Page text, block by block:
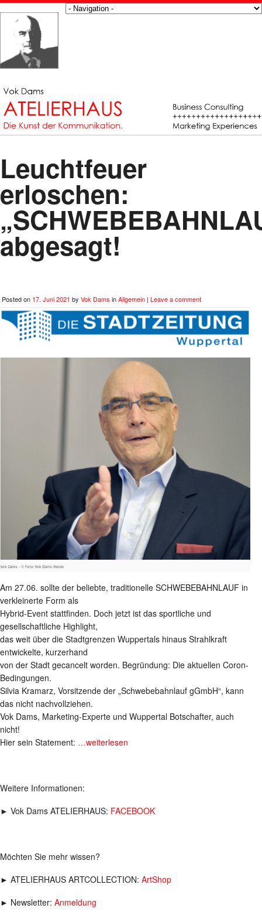
Leuchtfeuer
erloschen:
abgesagt!
Posted on 17. Juni 2021 by Vok Dams inAllgemein | Leave a comment
Am 27.06. sollte der beliebte, traditionelle SCHWEBEBAHNLAUF in
verkleinerte Form als
Hybrid-Event stattfinden. Doch jetzt ist das sportliche und
gesellschaftliche Highlight,
das weit über die Stadtgrenzen Wuppertals hinaus Strahlkraft
entwickelte, kurzerhand
von der Stadt gecancelt worden. Begründung: Die aktuellen Coron-
Bedingungen.
Silvia Kramarz, Vorsitzende der „Schwebebahnlauf gGmbH“, kann
das nicht nachvollziehen.
Vok Dams, Marketing-Experte und Wuppertal Botschafter, auch
nicht!
Hier sein Statement: …weiterlesen
Weitere Informationen:
► Vok Dams ATELIERHAUS: FACEBOOK
Möchten Sie mehr wissen?
► ATELIERHAUS ARTCOLLECTION: ArtShop
► Newsletter: Anmeldung